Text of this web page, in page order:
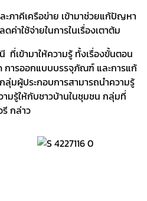
ภาคีเครือข่าย เข้ามาช่วยแก้ปัญหา
าใช้จ่ายในการในเรื่องเตาต้ม
เข้ามาให้ความรู้ ทั้งเรื่องขั้นตอน
ารออกแบบบรรจุภัณฑ์ และการแก้
มผู้ประกอบการสามารถนำความรู้
มรู้ให้กับชาวบ้านในชุมชน กลุ่มที่
กล่าว